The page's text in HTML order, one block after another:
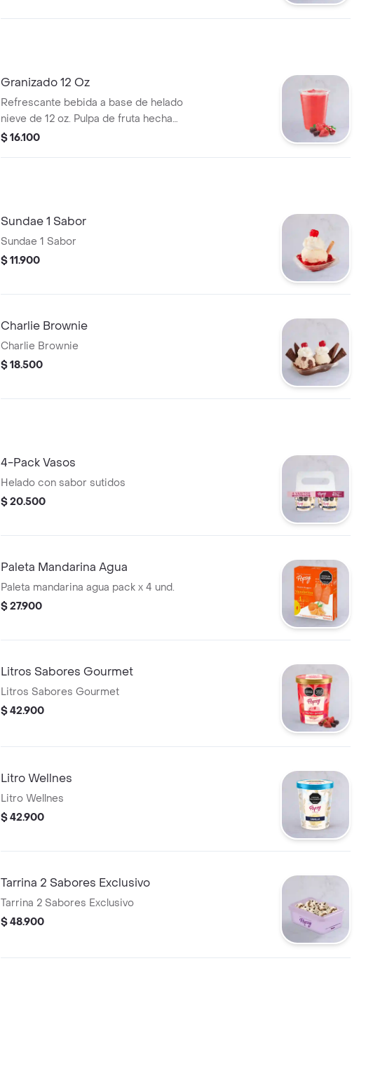
Granizado 12 Oz
Refrescante bebida a base de helado
nieve de 12 oz. Pulpa de fruta hecha
helado.
$ 16.100
Sundae 1 Sabor
Sundae 1 Sabor
$ 11.900
Charlie Brownie
Charlie Brownie
$ 18.500
4-Pack Vasos
Helado con sabor sutidos
$ 20.500
Paleta Mandarina Agua
Paleta mandarina agua pack x 4 und.
$ 27.900
Litros Sabores Gourmet
Litros Sabores Gourmet
$ 42.900
Litro Wellnes
Litro Wellnes
$ 42.900
Tarrina 2 Sabores Exclusivo
Tarrina 2 Sabores Exclusivo
$ 48.900